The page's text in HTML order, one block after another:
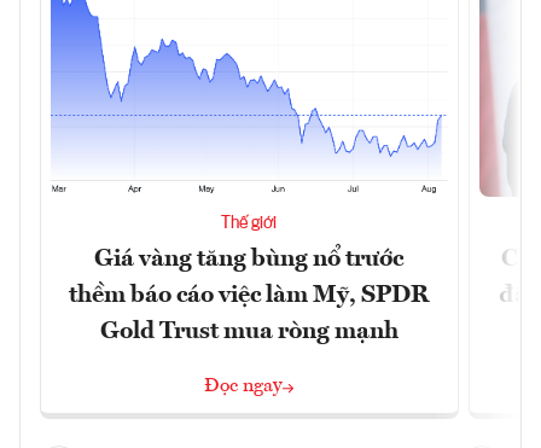
Thế giới
Giá vàng tăng bùng nổ trước
thềm báo cáo việc làm Mỹ, SPDR
Gold Trust mua ròng mạnh
Đọc ngay
đã